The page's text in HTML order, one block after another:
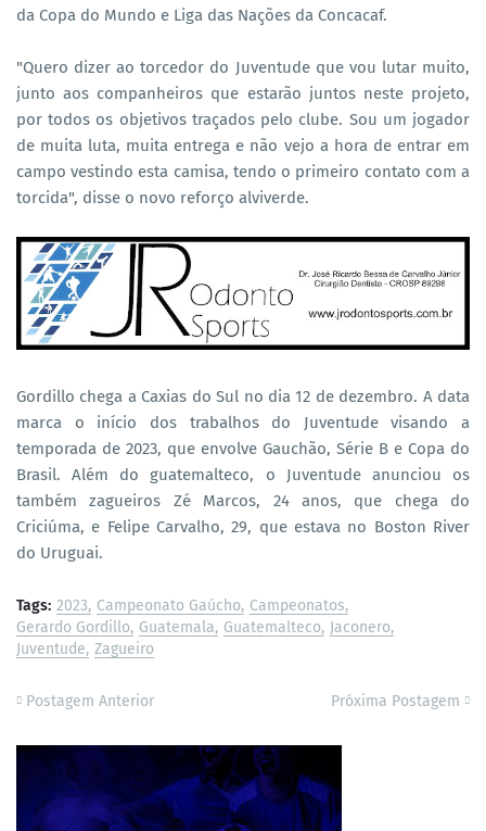
da Copa do Mundo e Liga das Nações da Concacaf.
"Quero dizer ao torcedor do Juventude que vou lutar muito,
junto aos companheiros que estarão juntos neste projeto,
por todos os objetivos traçados pelo clube. Sou um jogador
de muita luta, muita entrega e não vejo a hora de entrar em
campo vestindo esta camisa, tendo o primeiro contato com a
torcida", disse o novo reforço alviverde.
Gordillo chega a Caxias do Sul no dia 12 de dezembro. A data
marca o início dos trabalhos do Juventude visando a
temporada de 2023, que envolve Gauchão, Série B e Copa do
Brasil. Além do guatemalteco, o Juventude anunciou os
também zagueiros Zé Marcos, 24 anos, que chega do
Criciúma, e Felipe Carvalho, 29, que estava no Boston River
do Uruguai.
Tags: 2023 Campeonato Gaúcho Campeonatos
Gerardo Gordillo Guatemala Guatemalteco Jaconero
Juventude Zagueiro
Postagem Anterior Próxima Postagem